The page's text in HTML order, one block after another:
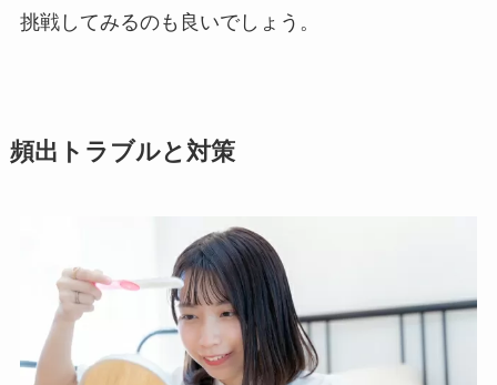
挑戦してみるのも良いでしょう。
頻出トラブルと対策